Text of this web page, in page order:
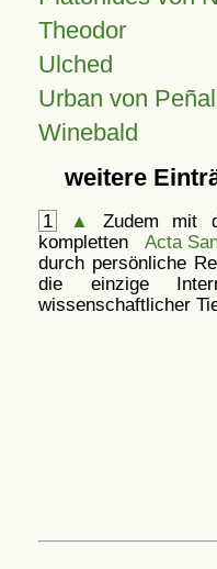
Theodor
Ulched
Urban von
Winebald
weitere
1 ▲
Zudem mit
kompletten Acta
durch persönliche
die einzige
wissenschaftlicher